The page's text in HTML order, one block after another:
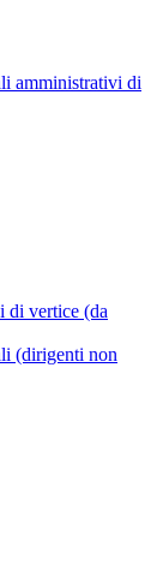
amministrativi di
di vertice (da
(dirigenti non